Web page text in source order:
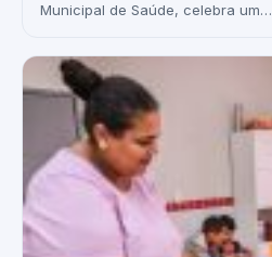
Municipal de Saúde, celebra um…